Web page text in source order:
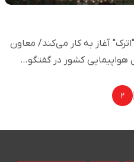
آغاز به کار می‌کند/ معاون
هواپیمایی کشور در گفتگو…
۲